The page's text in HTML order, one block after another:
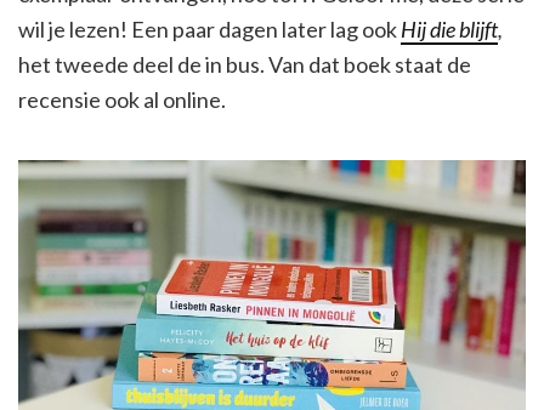
wil je lezen! Een paar dagen later lag ookHij die blijft,
het tweede deel de in bus. Van dat boek staat de
recensie ook al online.